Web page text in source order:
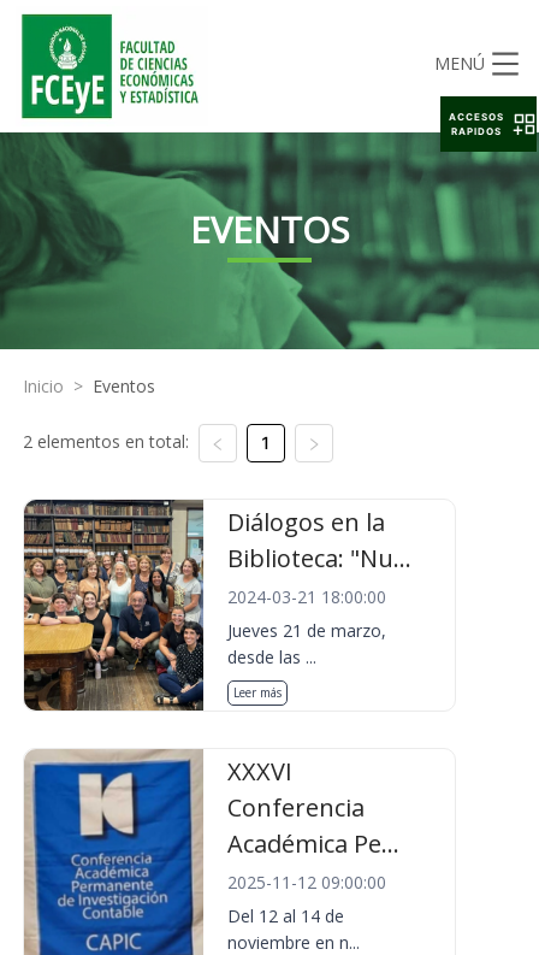
MENÚ
EVENTOS
Inicio > Eventos
2 elementos en total: 1
Diálogos en la
Biblioteca: "Nu...
2024-03-21 18:00:00
Jueves 21 de marzo,
desde las ...
Leer más
XXXVI
Conferencia
Académica Pe...
2025-11-12 09:00:00
Del 12 al 14 de
noviembre en n...
ACCESOS
RAPIDOS